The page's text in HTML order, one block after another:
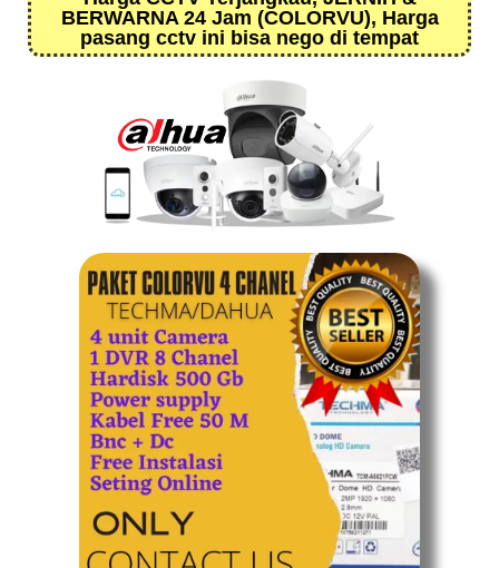
BERWARNA 24 Jam (COLORVU), Harga
pasang cctv ini bisa nego di tempat